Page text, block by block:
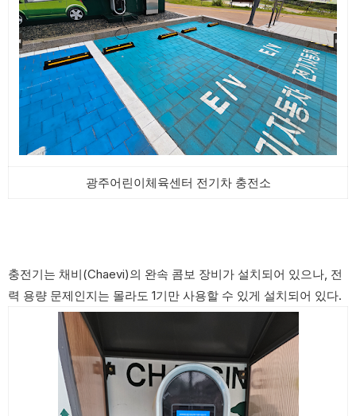
광주어린이체육센터 전기차 충전소
충전기는 채비(Chaevi)의 완속 콤보 장비가 설치되어 있으나, 전
력 용량 문제인지는 몰라도 1기만 사용할 수 있게 설치되어 있다.